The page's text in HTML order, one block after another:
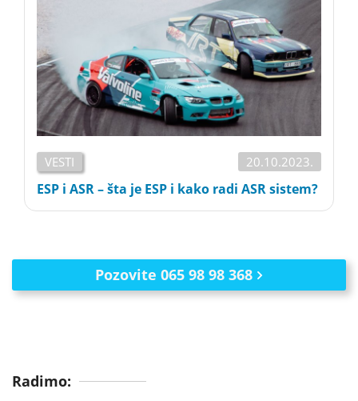
VESTI 20.10.2023.
ESP i ASR – šta je ESP i kako radi ASR sistem?
Pozovite 065 98 98 368
Radimo: